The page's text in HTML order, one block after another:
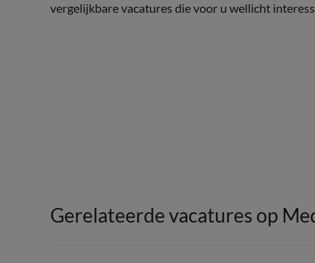
vergelijkbare vacatures die voor u wellicht
Gerelateerde vacatures op